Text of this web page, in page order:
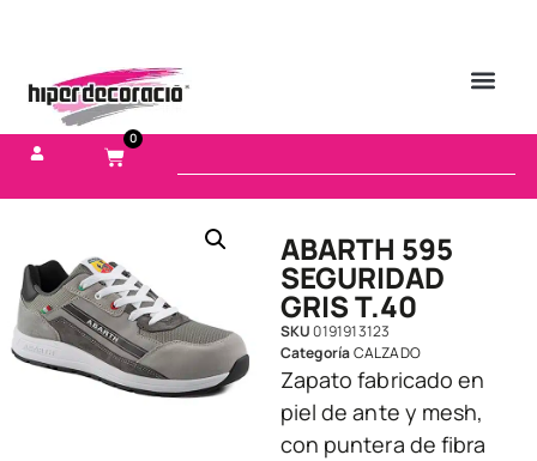
0
ABARTH 595
SEGURIDAD
GRIS T.40
SKU0191913123
CategoríaCALZADO
Zapato fabricado en
piel de ante y mesh,
con puntera de fibra